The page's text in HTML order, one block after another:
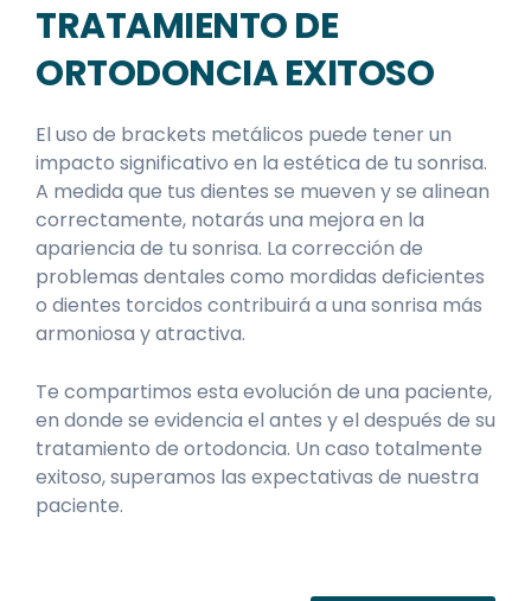
TRATAMIENTO DE
ORTODONCIA EXITOSO
El uso de brackets metálicos puede tener un
impacto significativo en la estética de tu sonrisa.
A medida que tus dientes se mueven y se alinean
correctamente, notarás una mejora en la
apariencia de tu sonrisa. La corrección de
problemas dentales como mordidas deficientes
o dientes torcidos contribuirá a una sonrisa más
armoniosa y atractiva.
Te compartimos esta evolución de una paciente,
en donde se evidencia el antes y el después de su
tratamiento de ortodoncia. Un caso totalmente
exitoso, superamos las expectativas de nuestra
paciente.